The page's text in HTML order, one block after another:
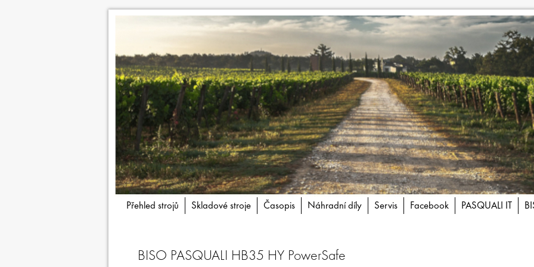
Přehled strojů Skladové stroje Časopis Náhradní díly Servis Facebook PASQUALI IT
BISO PASQUALI HB35 HY PowerSafe